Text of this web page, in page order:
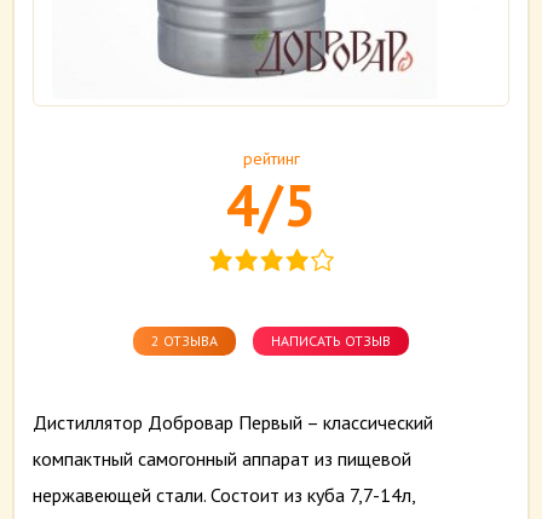
рейтинг
4/5
2 ОТЗЫВА НАПИСАТЬ ОТЗЫВ
Дистиллятор Добровар Первый – классический
компактный самогонный аппарат из пищевой
нержавеющей стали. Состоит из куба 7,7-14л,